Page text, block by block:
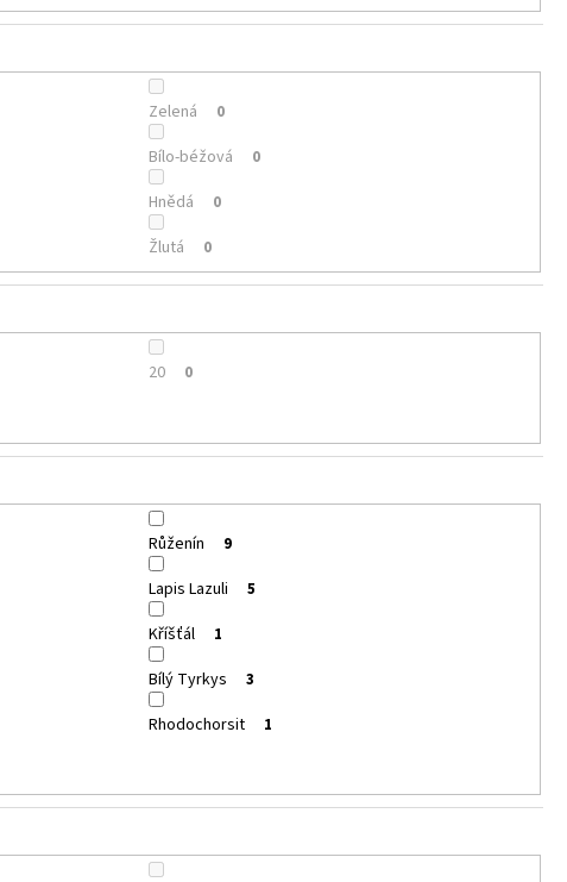
Zelená 0
Bílo-béžová 0
Hnědá 0
Žlutá 0
20 0
Růženín 9
Lapis Lazuli 5
Kříšťál 1
Bílý Tyrkys 3
Rhodochorsit 1